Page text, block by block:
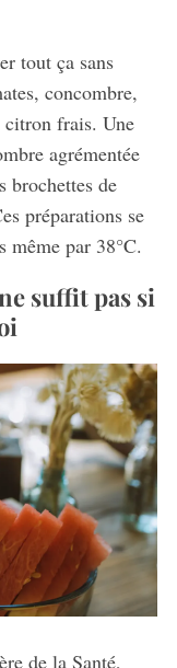
tout ça sans
concombre,
frais. Une
agrémentée
brochettes de
préparations se
même par 38°C.
suffit pas si
de la Santé,